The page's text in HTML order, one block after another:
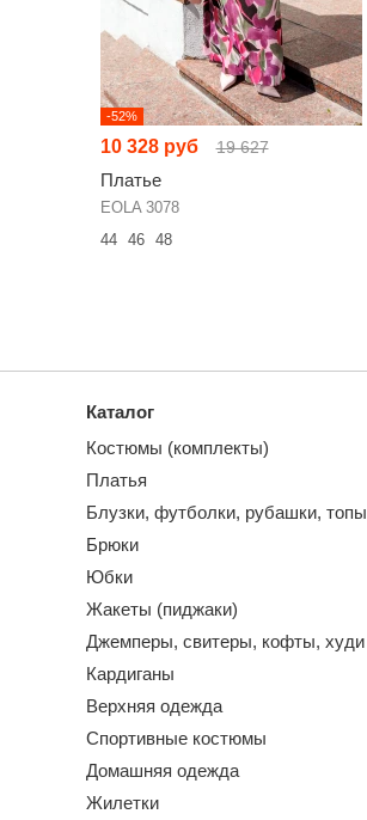
-52%
10 328 руб 19 627
Платье
EOLA 3078
44
46 48
Каталог
Костюмы (комплекты)
Платья
Блузки, футболки, рубашки, топы
Брюки
Юбки
Жакеты (пиджаки)
Джемперы, свитеры, кофты, худи
Кардиганы
Верхняя одежда
Спортивные костюмы
Домашняя одежда
Жилетки